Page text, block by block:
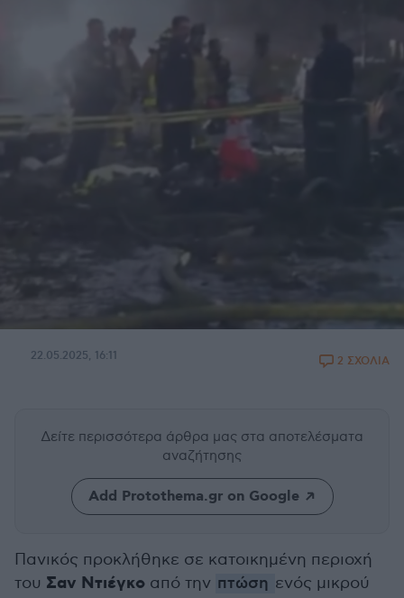
22.05.2025, 16:11 2 ΣΧΟΛΙΑ
Δείτε περισσότερα άρθρα μας στα αποτελέσματα
αναζήτησης
Add Protothema.gr on Google
Πανικός προκλήθηκε σε κατοικημένη περιοχή
του Σαν Ντιέγκο από την πτώση ενός μικρού